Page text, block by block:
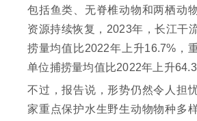
包括鱼类、无脊椎动物和两栖动
资源持续恢复，2023年，长江干
捞量均值比2022年上升16.7%，
单位捕捞量均值比2022年上升
不过，报告说，形势仍然令人担
家重点保护水生野生动物物种多